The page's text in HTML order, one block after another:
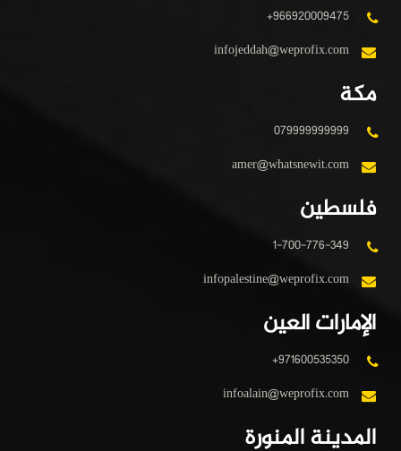
+966920009475
infojeddah@weprofix.com
مكة
079999999999
amer@whatsnewit.com
فلسطين
1-700-776-349
infopalestine@weprofix.com
الإمارات العين
+971600535350
infoalain@weprofix.com
المدينة المنورة